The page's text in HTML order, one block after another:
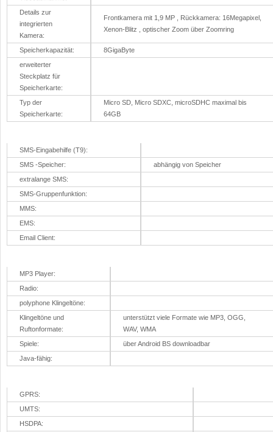
Details zur
integrierten
Kamera:
Frontkamera mit 1,9 MP , Rückkamera: 16Megapixel,
Xenon-Blitz , optischer Zoom über Zoomring
Speicherkapazität:
8GigaByte
erweiterter
Steckplatz für
Speicherkarte:
Typ der
Speicherkarte:
Micro SD, Micro SDXC, microSDHC maximal bis
64GB
SMS-Eingabehilfe (T9):
SMS -Speicher:
abhängig von Speicher
extralange SMS:
SMS-Gruppenfunktion:
MMS:
EMS:
Email Client:
MP3 Player:
Radio:
polyphone Klingeltöne:
Klingeltöne und
Ruftonformate:
unterstützt viele Formate wie MP3, OGG,
WAV, WMA
Spiele:
über Android BS downloadbar
Java-fähig:
GPRS:
UMTS:
HSDPA: